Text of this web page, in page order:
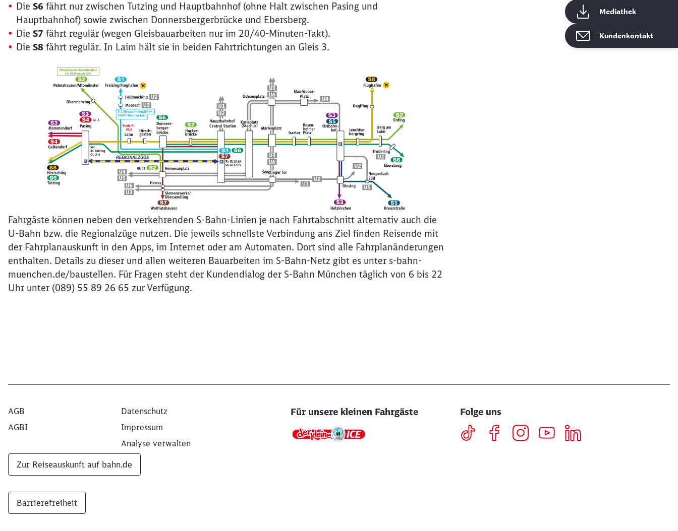
Mediathek
Kundenkontakt
Die S6 fährt nur zwischen Tutzing und Hauptbahnhof (ohne Halt zwischen Pasing und
Hauptbahnhof) sowie zwischen Donnersbergerbrücke und Ebersberg.
Die S7 fährt regulär (wegen Gleisbauarbeiten nur im 20/40-Minuten-Takt).
Die S8 fährt regulär. In Laim hält sie in beiden Fahrtrichtungen an Gleis 3.
Fahrgäste können neben den verkehrenden S-Bahn-Linien je nach Fahrtabschnitt alternativ auch die
U-Bahn bzw. die Regionalzüge nutzen. Die jeweils schnellste Verbindung ans Ziel finden Reisende mit
der Fahrplanauskunft in den Apps, im Internet oder am Automaten. Dort sind alle Fahrplanänderungen
enthalten. Details zu dieser und allen weiteren Bauarbeiten im S-Bahn-Netz gibt es unter s-bahn-
muenchen.de/baustellen. Für Fragen steht der Kundendialog der S-Bahn München täglich von 6 bis 22
Uhr unter (089) 55 89 26 65 zur Verfügung.
AGB
AGBI
Datenschutz
Impressum
Analyse verwalten
Für unsere kleinen Fahrgäste Folge uns
Zur Reiseauskunft auf bahn.de
Barrierefreiheit
Abbrechen